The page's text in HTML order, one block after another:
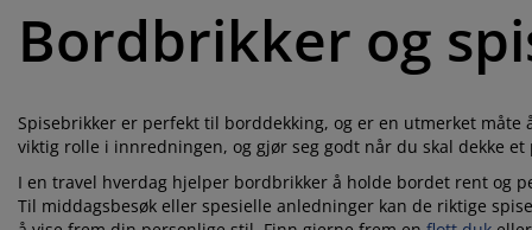
madrasser
senger
og stryk
benker
og pleie
og pleie
til uteplassen
Bordbrikker og
Spisebrikker er perfekt til borddekking, og er en utmerket
viktig rolle i innredningen, og gjør seg godt når du skal dekke et
I en travel hverdag hjelper bordbrikker å holde bordet rent og
Til middagsbesøk eller spesielle anledninger kan de riktige